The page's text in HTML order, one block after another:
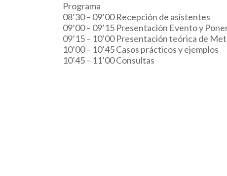
Programa
08’30 – 09’00 Recepción de asistentes
09’00 – 09’15 Presentación Evento y
09’15 – 10’00 Presentación teórica de
10’00 – 10’45 Casos prácticos y ejemplos
10’45 – 11’00 Consultas